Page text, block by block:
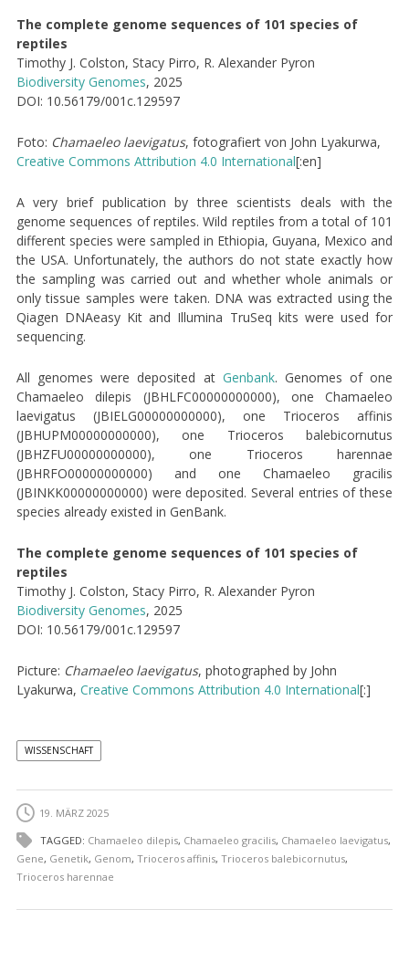
The complete genome sequences of 101 species of
reptiles
Timothy J. Colston, Stacy Pirro, R. Alexander Pyron
Biodiversity Genomes, 2025
DOI: 10.56179/001c.129597
Foto: Chamaeleo laevigatus, fotografiert von John Lyakurwa,
Creative Commons Attribution 4.0 International[:en]
A very brief publication by three scientists deals with the
genome sequences of reptiles. Wild reptiles from a total of 101
different species were sampled in Ethiopia, Guyana, Mexico and
the USA. Unfortunately, the authors do not state exactly how
the sampling was carried out and whether whole animals or
only tissue samples were taken. DNA was extracted using the
Qiagen DNAeasy Kit and Illumina TruSeq kits were used for
sequencing.
All genomes were deposited at Genbank. Genomes of one
Chamaeleo dilepis (JBHLFC00000000000), one Chamaeleo
laevigatus (JBIELG00000000000), one Trioceros affinis
(JBHUPM00000000000), one Trioceros balebicornutus
(JBHZFU00000000000), one Trioceros harennae
(JBHRFO00000000000) and one Chamaeleo gracilis
(JBINKK00000000000) were deposited. Several entries of these
species already existed in GenBank.
The complete genome sequences of 101 species of
reptiles
Timothy J. Colston, Stacy Pirro, R. Alexander Pyron
Biodiversity Genomes, 2025
DOI: 10.56179/001c.129597
Picture: Chamaeleo laevigatus, photographed by John
Lyakurwa, Creative Commons Attribution 4.0 International[:]
WISSENSCHAFT
19. MÄRZ 2025
TAGGED: Chamaeleo dilepis, Chamaeleo gracilis, Chamaeleo laevigatus,
Gene, Genetik, Genom, Trioceros affinis, Trioceros balebicornutus,
Trioceros harennae